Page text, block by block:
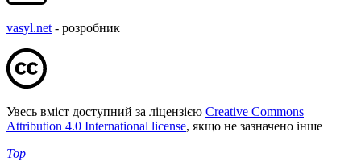
vasyl.net - розробник
Увесь вміст доступний за ліцензією Creative Commons
Attribution 4.0 International license, якщо не зазначено інше
Top